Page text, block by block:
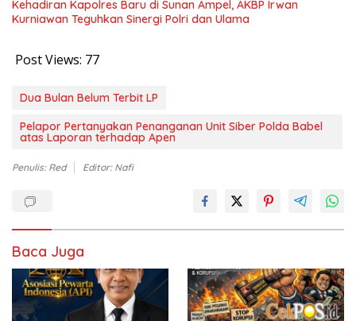
Kehadiran Kapolres Baru di Sunan Ampel, AKBP Irwan
Kurniawan Teguhkan Sinergi Polri dan Ulama
Post Views: 77
Dua Bulan Belum Terbit LP
Pelapor Pertanyakan Penanganan Unit Siber Polda Babel
atas Laporan terhadap Apen
Penulis: Red Editor: Nafi
Baca Juga